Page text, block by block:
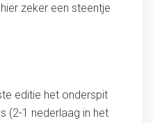
zeker een steentje
editie het onderspit
(2-1 nederlaag in het